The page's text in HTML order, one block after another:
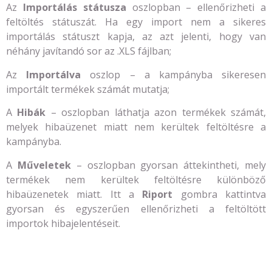
Az Importálás státusza oszlopban – ellenőrizheti a
feltöltés státuszát. Ha egy import nem a sikeres
importálás státuszt kapja, az azt jelenti, hogy van
néhány javítandó sor az .XLS fájlban;
Az Importálva oszlop – a kampányba sikeresen
importált termékek számát mutatja;
A Hibák – oszlopban láthatja azon termékek számát,
melyek hibaüzenet miatt nem kerültek feltöltésre a
kampányba.
A Műveletek– oszlopban gyorsan áttekintheti, mely
termékek nem kerültek feltöltésre különböző
hibaüzenetek miatt. Itt a Riport gombra kattintva
gyorsan és egyszerűen ellenőrizheti a feltöltött
importok hibajelentéseit.